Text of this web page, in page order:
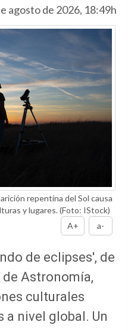
agosto de 2026, 18:49h
repentina del Sol causa
y lugares.(Foto: IStock)
A+
a-
de eclipses', de
Astronomía,
culturales
a nivel global. Un